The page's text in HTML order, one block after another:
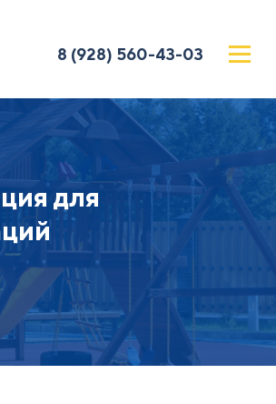
8 (928) 560-43-03
для